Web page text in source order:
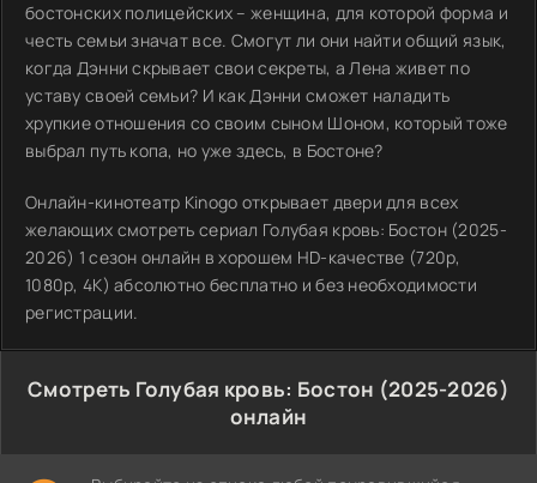
бостонских полицейских – женщина, для которой форма и
честь семьи значат все. Смогут ли они найти общий язык,
когда Дэнни скрывает свои секреты, а Лена живет по
уставу своей семьи? И как Дэнни сможет наладить
хрупкие отношения со своим сыном Шоном, который тоже
выбрал путь копа, но уже здесь, в Бостоне?
Онлайн-кинотеатр Kinogo открывает двери для всех
желающих смотреть сериал Голубая кровь: Бостон (2025-
2026) 1 сезон онлайн в хорошем HD-качестве (720p,
1080p, 4K) абсолютно бесплатно и без необходимости
регистрации.
Смотреть Голубая кровь: Бостон (2025-2026)
онлайн